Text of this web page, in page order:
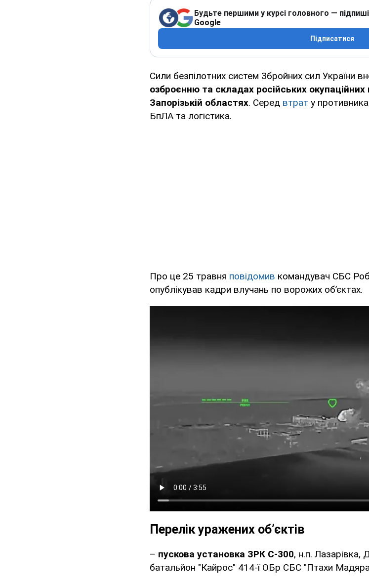
Будьте першими у курсі головного —
Google
Підписатися
Сили безпілотних систем Збройних сил України
озброєнню та складах російських окупаційних
Запорізькій областях. Серед втрат у
БпЛА та логістика.
Про це 25 травня повідомив командувач СБС
опублікував кадри влучань по ворожих обʼєктах.
Перелік уражених обʼєктів
– пускова установка ЗРК С-300, н.п. Лазарівка,
батальйон "Кайрос" 414-ї ОБр СБС "Птахи